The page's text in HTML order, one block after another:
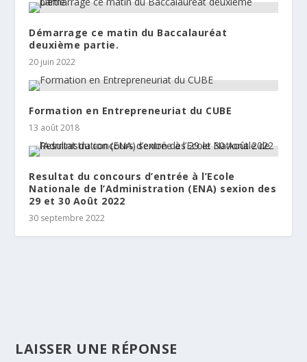
Démarrage ce matin du Baccalauréat
deuxième partie.
20 juin 2022
Formation en Entrepreneuriat du CUBE
13 août 2018
Resultat du concours d’entrée à l’Ecole
Nationale de l’Administration (ENA) sexion des
29 et 30 Août 2022
30 septembre 2022
LAISSER UNE RÉPONSE